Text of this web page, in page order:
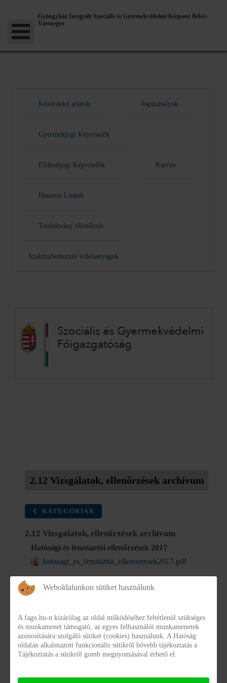
Gyöngyház Integrált Szociális és Gyermekvédelmi Központ Békés
Vármegye
Közérdekű adatok Jogszabályok
Gyermekjogi Képviselők
Ellátottjogi Képviselők Karrier
Hasznos Linkek
Tanúsítvány ellenőrzés
Szakmabemutató videóanyagok
2.12 Vizsgálatok, ellenőrzések archívum
KATEGÓRIÁK
2.12 Vizsgálatok, ellenőrzések archívum
Hatósági és fenntartói ellenőrzések 2017
hatosagi_es_fenntartoi_ellenorzesek2017.pdf
Ellenorzesek-megallapitasai-2017.-.pdf
Letöltés
Részletek
Ellenőrzések, vizsgálatok tapasztalatai 2018
Weboldalunkon sütiket használunk
A fago.hu-n kizárólag az oldal működéséhez feltétlenül szükséges
és munkamenet támogató, az egyes felhasználói munkamenetek
azonosítására szolgáló sütiket (cookies) használunk. A Hatóság
oldalán alkalmazott funkcionális sütikről bővebb tájékoztatás a
Tájékoztatás a sütikről gomb megnyomásával érhető el.